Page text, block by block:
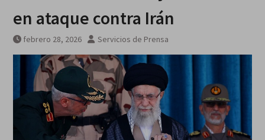
en ataque contra Irán
febrero 28, 2026 Servicios de Prensa